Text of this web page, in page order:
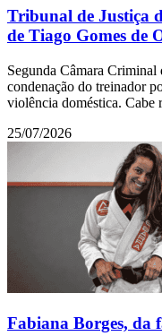
Tribunal de Justiça
de Tiago Gomes de
Segunda Câmara
condenação do treinador
violência doméstica. Cabe
25/07/2026
Fabiana Borges, da